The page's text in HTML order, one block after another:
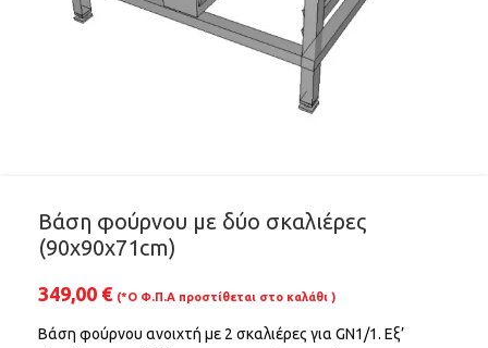
Βάση φούρνου με δύο σκαλιέρες
(90x90x71cm)
349,00 € (*Ο Φ.Π.Α προστίθεται στο καλάθι )
Βάση φούρνου ανοιχτή με 2 σκαλιέρες για GN1/1. Εξ’